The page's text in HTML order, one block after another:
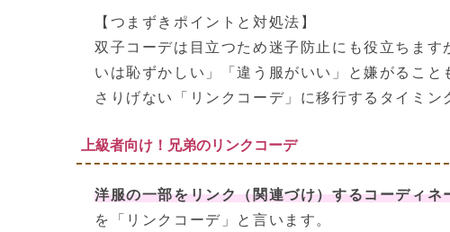
【つまずきポイントと対処法】
双子コーデは目立つため迷子防止にも役立ちま
いは恥ずかしい」「違う服がいい」と嫌がるこ
さりげない「リンクコーデ」に移行するタイミン
上級者向け！兄弟のリンクコーデ
洋服の一部をリンク（関連づけ）するコーディネ
を「リンクコーデ」と言います。